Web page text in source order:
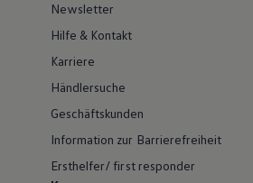
Newsletter
Hilfe & Kontakt
Karriere
Händlersuche
Geschäftskunden
Information zur Barrierefreiheit
Ersthelfer/ first responder